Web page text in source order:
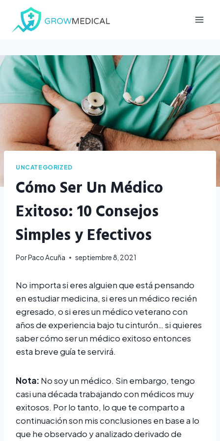
contenido
UNCATEGORIZED
Cómo Ser Un Médico
Exitoso: 10 Consejos
Simples y Efectivos
PorPaco Acuña septiembre 8, 2021
No importa si eres alguien que está pensando
en estudiar medicina, si eres un médico recién
egresado, o si eres un médico veterano con
años de experiencia bajo tu cinturón… si quieres
saber cómo ser un médico exitoso entonces
esta breve guía te servirá.
Nota: No soy un médico. Sin embargo, tengo
casi una década trabajando con médicos muy
exitosos. Por lo tanto, lo que te comparto a
continuación son mis conclusiones en base a lo
que he observado y analizado derivado de